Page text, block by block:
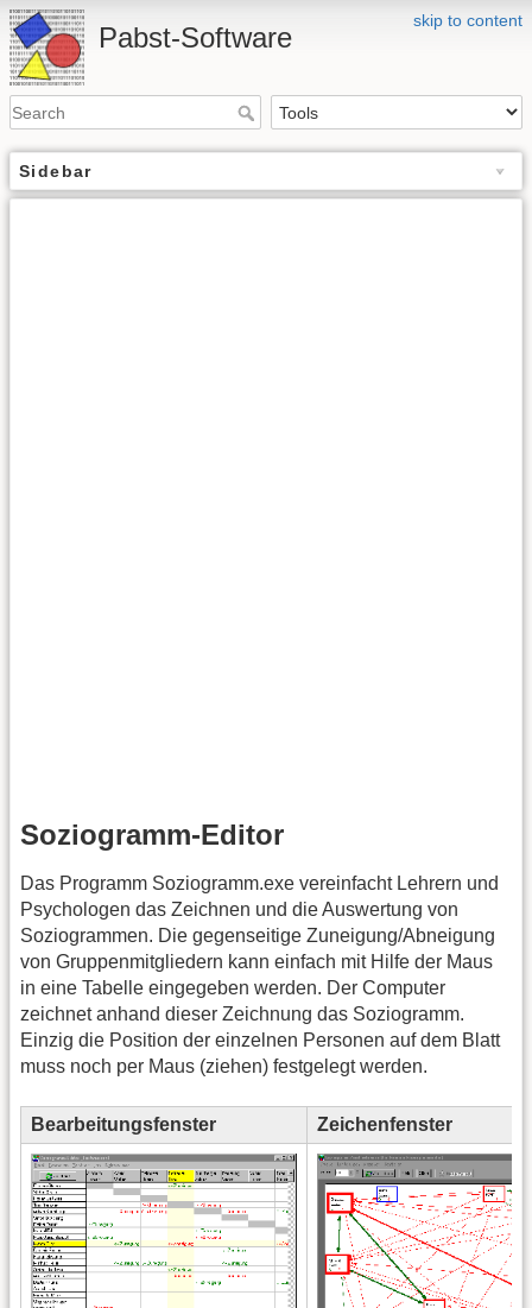
skip to content
Pabst-Software
Sidebar
Soziogramm-Editor
Das Programm Soziogramm.exe vereinfacht Lehrern und
Psychologen das Zeichnen und die Auswertung von
Soziogrammen. Die gegenseitige Zuneigung/Abneigung
von Gruppenmitgliedern kann einfach mit Hilfe der Maus
in eine Tabelle eingegeben werden. Der Computer
zeichnet anhand dieser Zeichnung das Soziogramm.
Einzig die Position der einzelnen Personen auf dem Blatt
muss noch per Maus (ziehen) festgelegt werden.
Bearbeitungsfenster Zeichenfenster